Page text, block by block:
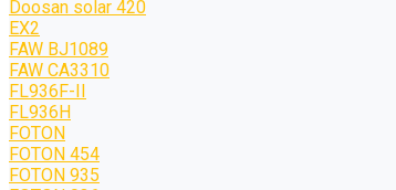
Doosan solar 420
EX2
FAW BJ1089
FAW CA3310
FL936F-II
FL936H
FOTON
FOTON 454
FOTON 935